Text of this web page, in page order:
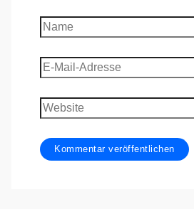
Name
E-
Mail-
Adresse
Website